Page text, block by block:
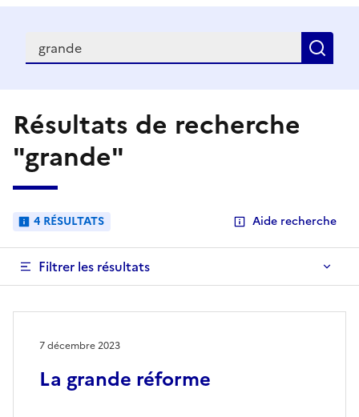
Recherche
Résultats de recherche
"grande"
4 RÉSULTATS Aide recherche
Filtrer les résultats
La grande réforme
7 décembre 2023